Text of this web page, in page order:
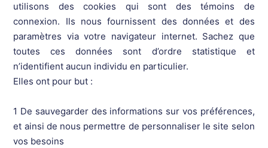
utilisons des cookies qui sont des témoins de
connexion. Ils nous fournissent des données et des
paramètres via votre navigateur internet. Sachez que
toutes ces données sont d’ordre statistique et
n’identifient aucun individu en particulier.
Elles ont pour but :
1 De sauvegarder des informations sur vos préférences,
et ainsi de nous permettre de personnaliser le site selon
vos besoins